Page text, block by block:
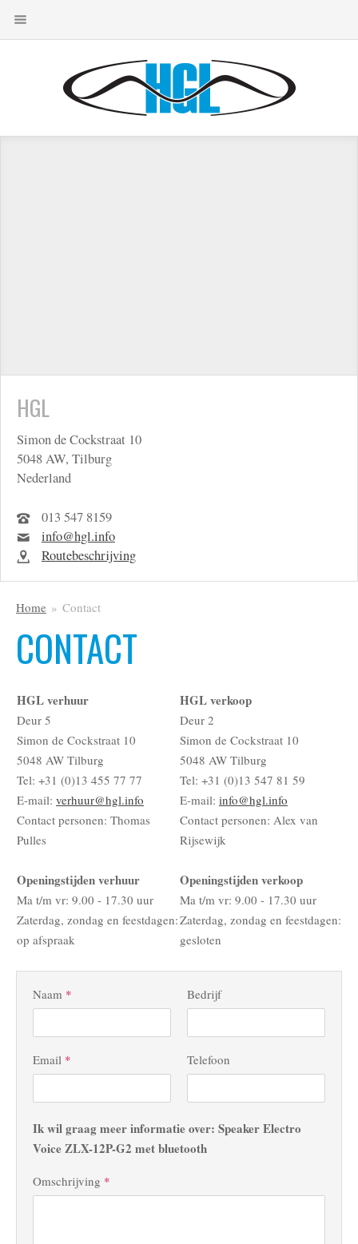
HGL
Simon de Cockstraat 10
5048 AW, Tilburg
Nederland
013 547 8159
info@hgl.info
Routebeschrijving
Home Contact
CONTACT
HGL verhuur
Deur 5
Simon de Cockstraat 10
5048 AW Tilburg
Tel: +31 (0)13 455 77 77
E-mail: verhuur@hgl.info
Contact personen: Thomas
Pulles
Openingstijden verhuur
Ma t/m vr: 9.00 - 17.30 uur
Zaterdag, zondag en feestdagen:
op afspraak
HGL verkoop
Deur 2
Simon de Cockstraat 10
5048 AW Tilburg
Tel: +31 (0)13 547 81 59
E-mail: info@hgl.info
Contact personen: Alex van
Rijsewijk
Openingstijden verkoop
Ma t/m vr: 9.00 - 17.30 uur
Zaterdag, zondag en feestdagen:
gesloten
Naam * Bedrijf
Email * Telefoon
Ik wil graag meer informatie over: Speaker Electro
Voice ZLX-12P-G2 met bluetooth
Omschrijving *